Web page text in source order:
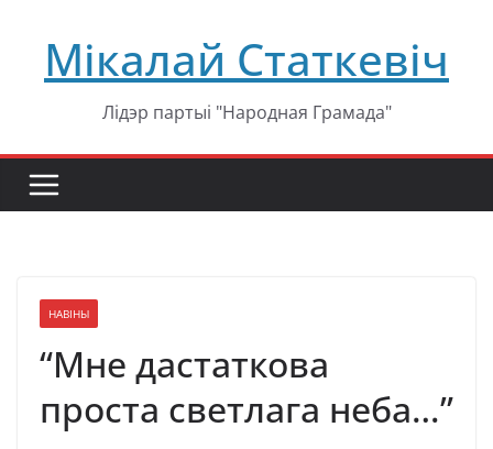
содержимому
Мікалай Статкевіч
Лідэр партыі "Народная Грамада"
НАВІНЫ
“Мне дастаткова
проста светлага неба…”